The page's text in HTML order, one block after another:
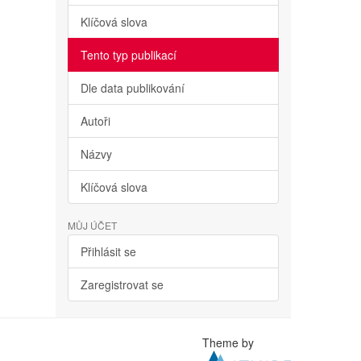
Klíčová slova
Tento typ publikací
Dle data publikování
Autoři
Názvy
Klíčová slova
MŮJ ÚČET
Přihlásit se
Zaregistrovat se
Theme by